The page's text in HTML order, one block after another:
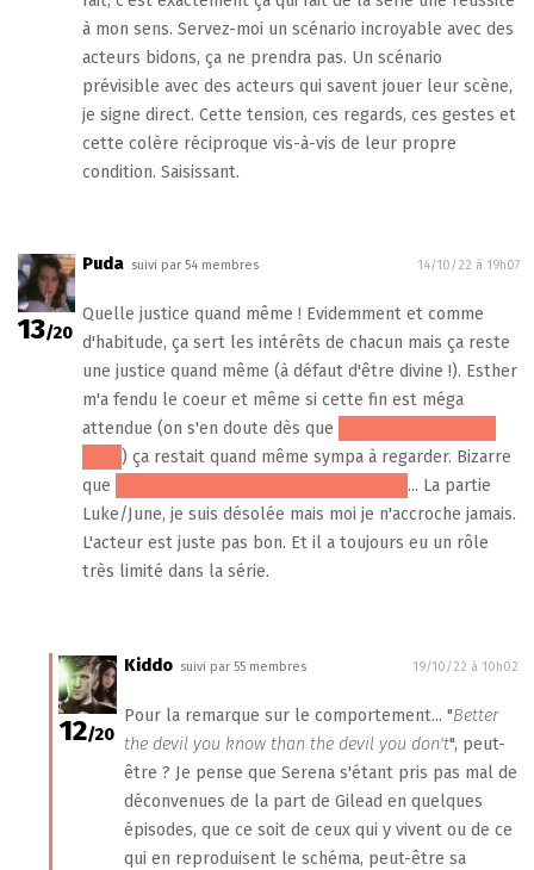
à mon sens. Servez-moi un scénario incroyable avec des
acteurs bidons, ça ne prendra pas. Un scénario
prévisible avec des acteurs qui savent jouer leur scène,
je signe direct. Cette tension, ces regards, ces gestes et
cette colère réciproque vis-à-vis de leur propre
condition. Saisissant.
13/20
Puda suivi par 54 membres 14/10/22 à 19h07
Quelle justice quand même ! Evidemment et comme
d'habitude, ça sert les intérêts de chacun mais ça reste
une justice quand même (à défaut d'être divine !). Esther
m'a fendu le coeur et même si cette fin est méga
attendue (on s'en doute dès que
) ça restait quand même sympa à regarder. Bizarre
que
... La partie
Luke/June, je suis désolée mais moi je n'accroche jamais.
L'acteur est juste pas bon. Et il a toujours eu un rôle
très limité dans la série.
12/20
Kiddo suivi par 55 membres 19/10/22 à 10h02
Pour la remarque sur le comportement... "Better
the devil you know than the devil you don't", peut-
être ? Je pense que Serena s'étant pris pas mal de
déconvenues de la part de Gilead en quelques
épisodes, que ce soit de ceux qui y vivent ou de ce
qui en reproduisent le schéma, peut-être sa